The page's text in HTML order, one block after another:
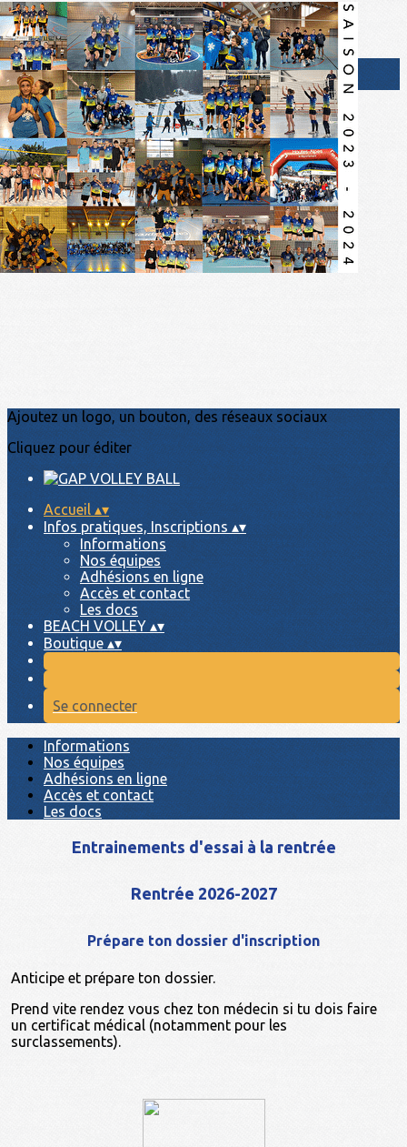
Exporter les lignes sélectionnées
Exporter toutes les colonnes
Exporter uniquement les colonnes affichées
Menu
?>
Images de la page d'accueil
Cliquez pour éditer
Ajoutez un logo, un bouton, des réseaux sociaux
Cliquez pour éditer
Accueil ▴▾
Infos pratiques, Inscriptions ▴▾
Informations
Nos équipes
Adhésions en ligne
Accès et contact
Les docs
BEACH VOLLEY ▴▾
Boutique ▴▾
Se connecter
Informations
Nos équipes
Adhésions en ligne
Accès et contact
Les docs
Entrainements d'essai à la rentrée
Rentrée 2026-2027
Prépare ton dossier d'inscription
Anticipe et prépare ton dossier.
Prend vite rendez vous chez ton médecin si tu dois faire
un certificat médical (notamment pour les
surclassements).